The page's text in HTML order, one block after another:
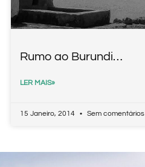
Rumo ao Burundi…
LER MAIS»
15 Janeiro, 2014 Sem comentários